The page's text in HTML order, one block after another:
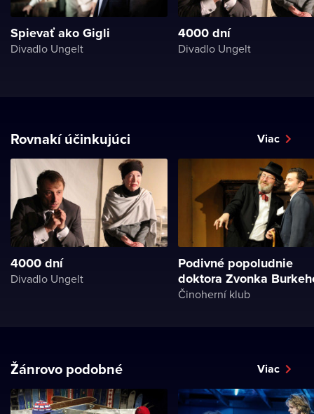
Spievať ako Gigli
Divadlo Ungelt
4000 dní
Divadlo Ungelt
Rovnakí účinkujúci Viac
4000 dní
Divadlo Ungelt
Podivné popoludnie
doktora Zvonka
Činoherní klub
Žánrovo podobné Viac